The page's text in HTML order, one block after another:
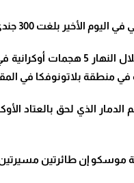
بينها 4 دبابات من طراز ليوبارد
أكثر من 200 جندي أوكراني
في منطقة بلاتونوفكا في
لحق بالعتاد الأوكراني
إن طائرتين